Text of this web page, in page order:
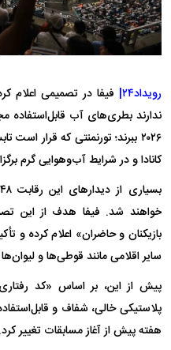
رویداد۲۴|
فیفا در تصمیمی اعلام
ندارند بطری‌های آب قابل‌استفاده
۲۰۲۶ ببرند؛ تورنمنتی که قرار
کانادا و در شرایط آب‌وهوایی گرم
خواهند شد. فیفا هدف از این
بازیکنان و حاضران» اعلام کرده و
سایر اقلامی مانند قوطی‌ها و
پیش از این، بر اساس «کد
پلاستیکی خالی، شفاف و
هفته پیش از آغاز مسابقات تغییر کرد.